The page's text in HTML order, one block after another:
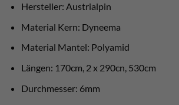
Hersteller: Austrialpin
Material Kern: Dyneema
Material Mantel: Polyamid
Längen: 170cm, 2 x 290cn, 530cm
Durchmesser: 6mm